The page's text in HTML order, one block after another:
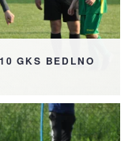
GKS BEDLNO